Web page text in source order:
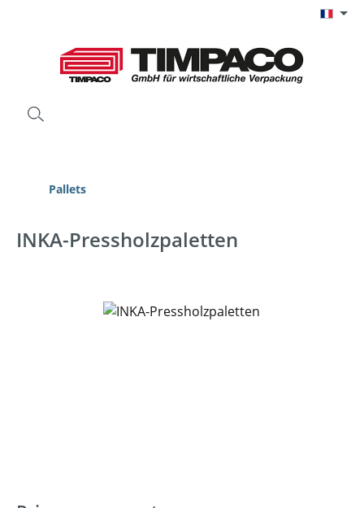
Pallets
INKA-Pressholzpaletten
Ignorer la galerie d'images